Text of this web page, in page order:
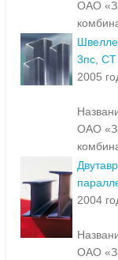
ОАО
3пс,
2005
ОАО
2004
ОАО